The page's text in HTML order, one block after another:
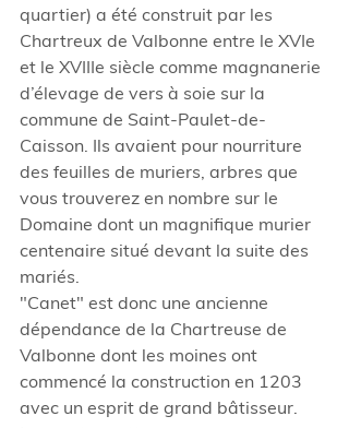
quartier) a été construit par les
Chartreux de Valbonne entre le XVIe
et le XVIIIe siècle comme magnanerie
d’élevage de vers à soie sur la
commune de Saint-Paulet-de-
Caisson. Ils avaient pour nourriture
des feuilles de muriers, arbres que
vous trouverez en nombre sur le
Domaine dont un magnifique murier
centenaire situé devant la suite des
mariés.
"Canet" est donc une ancienne
dépendance de la Chartreuse de
Valbonne dont les moines ont
commencé la construction en 1203
avec un esprit de grand bâtisseur.